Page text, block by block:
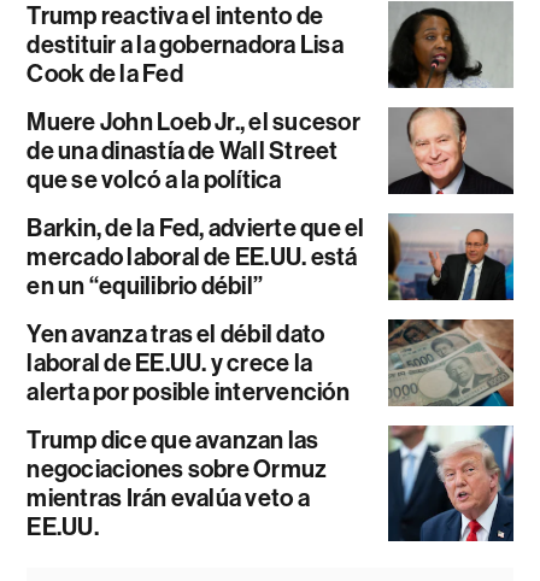
Trump reactiva el intento de
destituir a la gobernadora Lisa
Cook de la Fed
Muere John Loeb Jr., el sucesor
de una dinastía de Wall Street
que se volcó a la política
Barkin, de la Fed, advierte que el
mercado laboral de EE.UU. está
en un “equilibrio débil”
Yen avanza tras el débil dato
laboral de EE.UU. y crece la
alerta por posible intervención
Trump dice que avanzan las
negociaciones sobre Ormuz
mientras Irán evalúa veto a
EE.UU.